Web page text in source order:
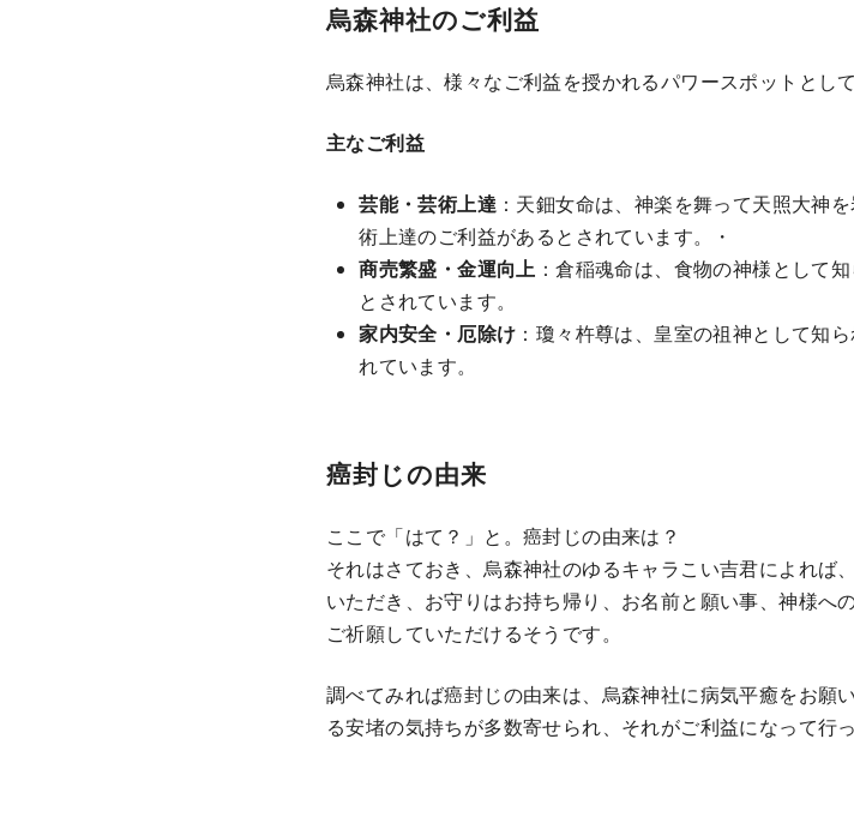
烏森神社のご利益
烏森神社は、様々なご利益を授かれるパワースポットとし
主なご利益
芸能・芸術上達 ：天鈿女命は、神楽を舞って天照大神
術上達のご利益があるとされています。・
商売繁盛・金運向上 ：倉稲魂命は、食物の神様として
とされています。
家内安全・厄除け ：瓊々杵尊は、皇室の祖神として知
れています。
癌封じの由来
ここで「はて？」と。癌封じの由来は？
それはさておき、烏森神社のゆるキャラこい吉君によれば
いただき、お守りはお持ち帰り、お名前と願い事、神様へ
ご祈願していただけるそうです。
調べてみれば癌封じの由来は、烏森神社に病気平癒をお願
る安堵の気持ちが多数寄せられ、それがご利益になって行